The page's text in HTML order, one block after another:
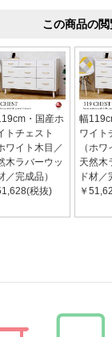
この商品の
・国産ホ
トチェスト
ワイト木目／
木ラバーウッ
／完成品）
税抜)
幅
ワイト
（ホ
天然木
ド材／
￥